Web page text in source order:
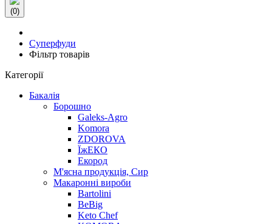
(0)
Суперфуди
Фільтр товарів
Категорії
Бакалія
Борошно
Galeks-Agro
Komora
ZDOROVA
ЇжЕКО
Екород
М'ясна продукція, Сир
Макаронні вироби
Bartolini
BeBig
Keto Chef